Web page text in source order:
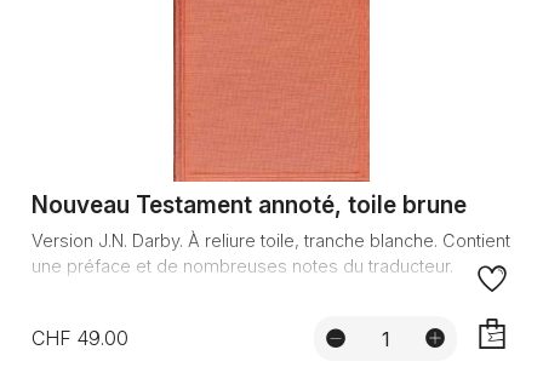
Nouveau Testament annoté, toile brune
Version J.N. Darby. À reliure toile, tranche blanche. Contient
une préface et de nombreuses notes du traducteur.
CHF 49.00